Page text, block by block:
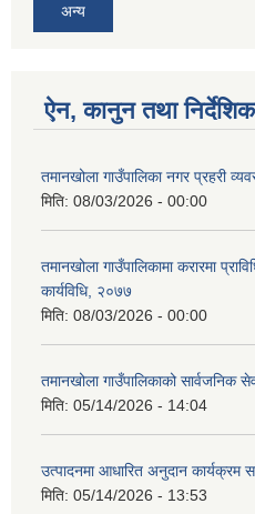
अन्य
ऐन, कानुन तथा
तमानखोला गाउँपालिका नगर प्रहरी
मिति: 08/03/2026 - 00:00
तमानखोला गाउँपालिकामा करारमा
कार्यविधि, २०७७
मिति: 08/03/2026 - 00:00
तमानखोला गाउँपालिकाको सार्वजनिक
मिति: 05/14/2026 - 14:04
उत्पादनमा आधारित अनुदान कार्यक्रम
मिति: 05/14/2026 - 13:53